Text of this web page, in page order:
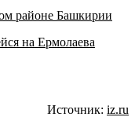
районе Башкирии
на Ермолаева
Источник: iz.ru